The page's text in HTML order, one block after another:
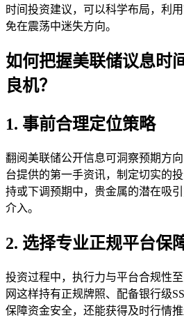
时间投资建议，可以科学布局，利
免在震荡中迷失方向。
如何把握美联储议息时
良机？
1. 事前合理定位策略
翻阅美联储公开信息可洞察预期方
台提供的第一手资讯，制定切实的
持或下调预期中，贵金属的潜在吸
介入。
2. 选择专业正规平台保
投资过程中，执行力与平台合规性
网这样持有正规牌照、配备银行级
保障资金安全，还能获得及时行情